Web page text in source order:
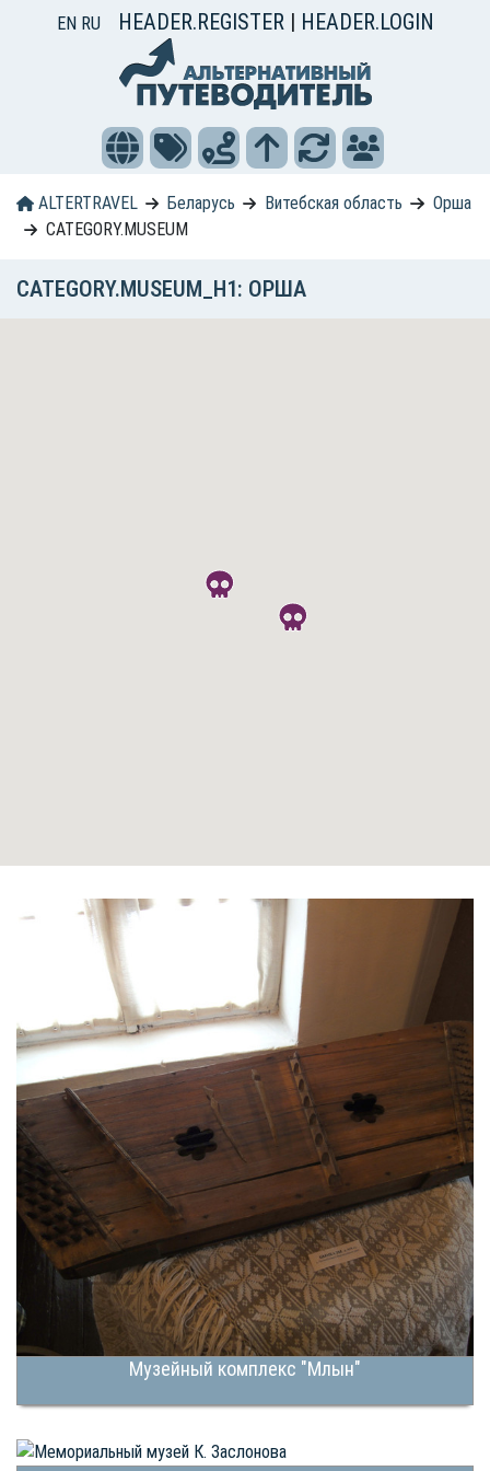
EN RU HEADER.REGISTER | HEADER.LOGIN
ALTERTRAVEL Беларусь Витебская область
Орша
CATEGORY.MUSEUM
CATEGORY.MUSEUM_H1: ОРША
Музейный комплекс "Млын"